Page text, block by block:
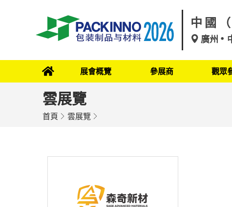
中國
廣州
展會概覽 參展商 觀眾
雲展覽
首頁 雲展覽